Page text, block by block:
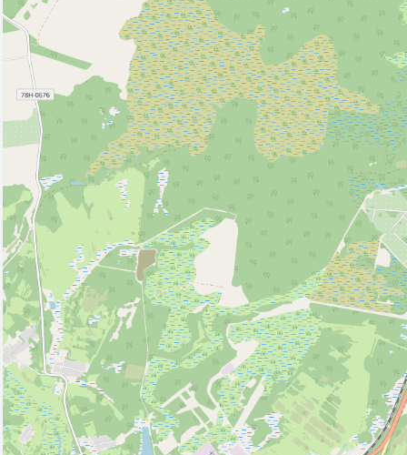
Банкомат (9)
Бар (1)
Библиотека (1)
Больница (2)
Ветеринар (2)
Водонапорная башня (3)
Гостевой дом (4)
Гостиница (10)
Действующий монастырь (3)
Кафе (27)
Кинотеатр (2)
Колодец (14)
Магазин (289)
Мотель (1)
Музей (9)
Парк, сквер (4)
Полицейский участок (1)
Почта (5)
Ресторан (14)
Рынок, базар (3)
Смотровая площадка (4)
Собор (1)
Спортивный центр (2)
Стадион (1)
Стоматолог (1)